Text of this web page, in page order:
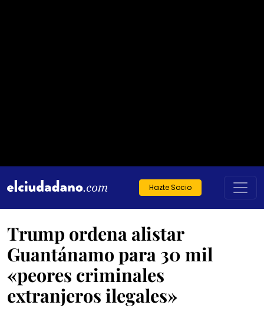
Hazte Socio
Trump ordena alistar
Guantánamo para 30 mil
«peores criminales
extranjeros ilegales»